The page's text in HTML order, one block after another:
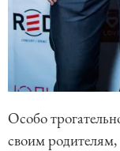
Особо
своим родителям,